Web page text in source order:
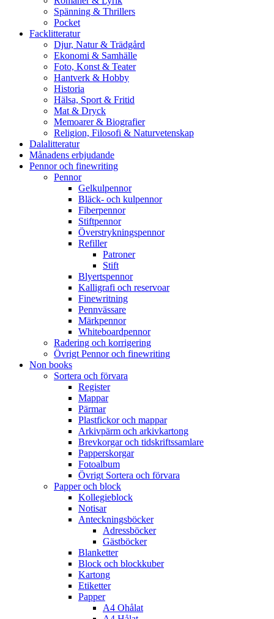
Spänning & Thrillers
Pocket
Facklitteratur
Djur, Natur & Trädgård
Ekonomi & Samhälle
Foto, Konst & Teater
Hantverk & Hobby
Historia
Hälsa, Sport & Fritid
Mat & Dryck
Memoarer & Biografier
Religion, Filosofi & Naturvetenskap
Dalalitteratur
Månadens erbjudande
Pennor och finewriting
Pennor
Gelkulpennor
Bläck- och kulpennor
Fiberpennor
Stiftpennor
Överstrykningspennor
Refiller
Patroner
Stift
Blyertspennor
Kalligrafi och reservoar
Finewritning
Pennvässare
Märkpennor
Whiteboardpennor
Radering och korrigering
Övrigt Pennor och finewriting
Non books
Sortera och förvara
Register
Mappar
Pärmar
Plastfickor och mappar
Arkivpärm och arkivkartong
Brevkorgar och tidskriftssamlare
Papperskorgar
Fotoalbum
Övrigt Sortera och förvara
Papper och block
Kollegieblock
Notisar
Anteckningsböcker
Adressböcker
Gästböcker
Blanketter
Block och blockkuber
Kartong
Etiketter
Papper
A4 Ohålat